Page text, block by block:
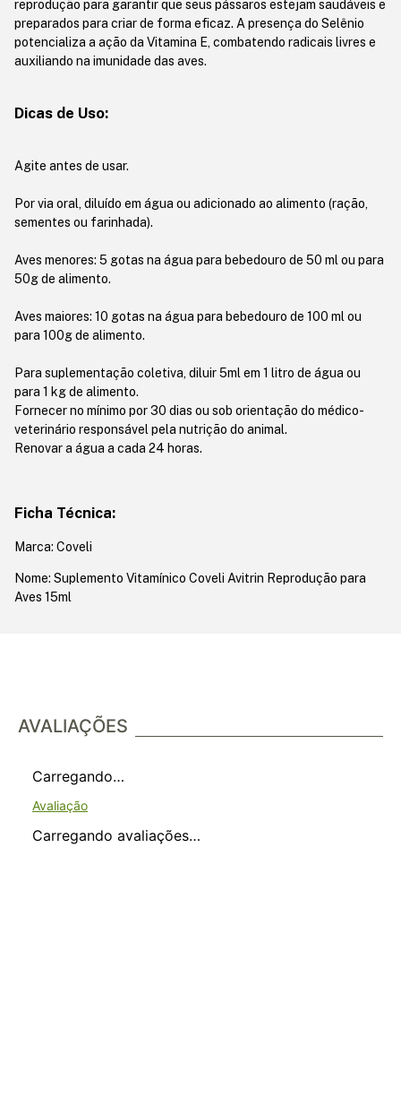
reprodução para garantir que seus pássaros estejam saudáveis e
preparados para criar de forma eficaz. A presença do Selênio
potencializa a ação da Vitamina E, combatendo radicais livres e
auxiliando na imunidade das aves.
Dicas de Uso:
Agite antes de usar.
Por via oral, diluído em água ou adicionado ao alimento (ração,
sementes ou farinhada).
Aves menores: 5 gotas na água para bebedouro de 50 ml ou para
50g de alimento.
Aves maiores: 10 gotas na água para bebedouro de 100 ml ou
para 100g de alimento.
Para suplementação coletiva, diluir 5ml em 1 litro de água ou
para 1 kg de alimento.
Fornecer no mínimo por 30 dias ou sob orientação do médico-
veterinário responsável pela nutrição do animal.
Renovar a água a cada 24 horas.
Ficha Técnica:
Marca: Coveli
Nome: Suplemento Vitamínico Coveli Avitrin Reprodução para
Aves 15ml
AVALIAÇÕES
Carregando…
Carregando avaliações…